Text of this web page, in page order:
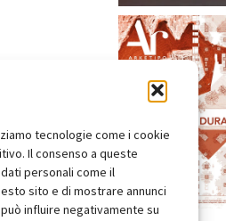
tecnologie come i cookie
Il consenso a queste
personali come il
sito e di mostrare annunci
influire negativamente su